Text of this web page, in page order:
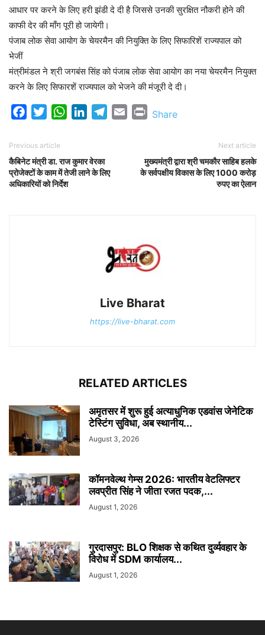
आधार पर करने के लिए हरी झंडी दे दी है जिससे उनकी सुरक्षित नौकरी होने की
काफी देर की माँग पूरी हो जायेगी।
पंजाब लोक सेवा आयोग के चेयरमैन की नियुक्ति के लिए सिफारिशें राज्यपाल को
भेजीं
मंत्रीमंडल ने श्री जगबंस सिंह को पंजाब लोक सेवा आयोग का नया चेयरमैन नियुक्त
करने के लिए सिफारशें राज्यपाल को भेजने की मंजूरी दे दी।
FacebookTwitterWhatsAppLinkedInTelegram
Email Print
Share
Previous article
कैबिनेट मंत्री डा. राज कुमार वेरका
प्रोजेक्टों के काम में तेजी लाने के लिए
अधिकारियों को निर्देश
Next article
मुख्यमंत्री द्वारा श्री चमकौर साहिब हलके
के सर्वपक्षीय विकास के लिए 1000 करोड़
रुपए का ऐलान
Live Bharat
https://live-bharat.com
RELATED ARTICLES
अमृतसर में शुरू हुई अत्याधुनिक एडवांस जेनेटिक
टेस्टिंग सुविधा, अब स्थानीय...
August 3, 2026
कॉमनवेल्थ गेम्स 2026: भारतीय वेटलिफ्टर
लवप्रीत सिंह ने जीता रजत पदक,...
August 1, 2026
गुरदासपुर: BLO शिक्षक से कथित दुर्व्यवहार के
विरोध में SDM कार्यालय...
August 1, 2026